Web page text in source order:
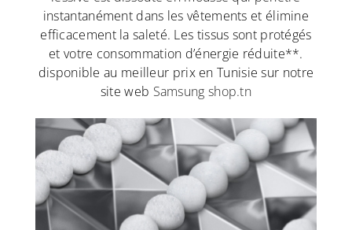
instantanément dans les vêtements et élimine
efficacement la saleté. Les tissus sont protégés
et votre consommation d’énergie réduite**.
disponible au meilleur prix en Tunisie sur notre
site web Samsung shop.tn